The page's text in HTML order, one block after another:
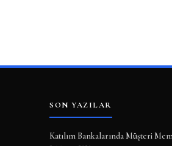
SON YAZILAR
Katılım Bankalarında Müşteri